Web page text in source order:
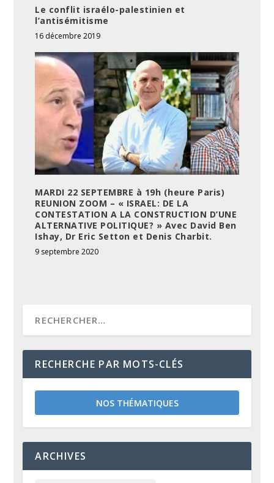
Le conflit israélo-palestinien et
l’antisémitisme
16 décembre 2019
MARDI 22 SEPTEMBRE à 19h (heure Paris)
REUNION ZOOM – « ISRAEL: DE LA
CONTESTATION A LA CONSTRUCTION D’UNE
ALTERNATIVE POLITIQUE? » Avec David Ben
Ishay, Dr Eric Setton et Denis Charbit.
9 septembre 2020
RECHERCHE PAR MOTS-CLÉS
NOS THÉMATIQUES
ARCHIVES